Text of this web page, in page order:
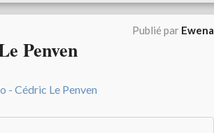
Publié par Ewena
Penven